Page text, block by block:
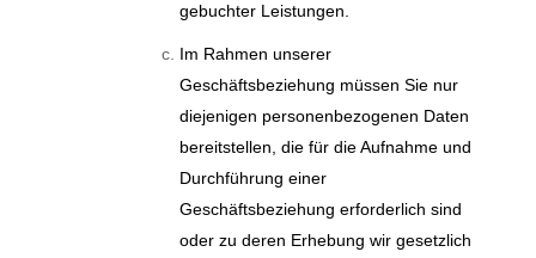
gebuchter Leistungen.
Im Rahmen unserer
Geschäftsbeziehung müssen Sie nur
diejenigen personenbezogenen Daten
bereitstellen, die für die Aufnahme und
Durchführung einer
Geschäftsbeziehung erforderlich sind
oder zu deren Erhebung wir gesetzlich